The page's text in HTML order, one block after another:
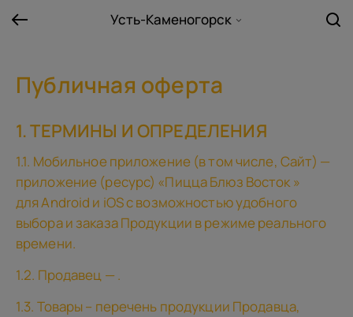
Усть-Каменогорск
Публичная оферта
1. ТЕРМИНЫ И ОПРЕДЕЛЕНИЯ
1.1. Мобильное приложение (в том числе, Сайт) —
приложение (ресурс) «Пицца Блюз Восток »
для Android и iOS с возможностью удобного
выбора и заказа Продукции в режиме реального
времени.
1.2. Продавец — .
1.3. Товары – перечень продукции Продавца,